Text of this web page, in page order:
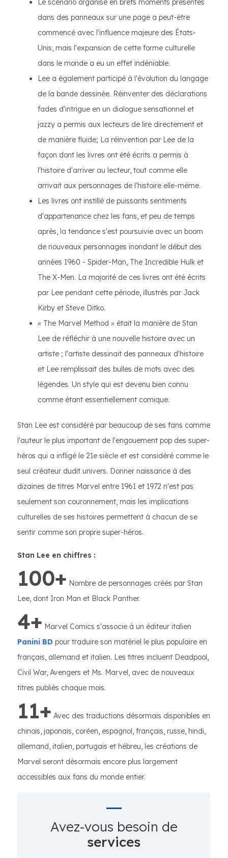
Le scénario organisé en brefs moments présentés
dans des panneaux sur une page a peut-être
commencé avec l'influence majeure des États-
Unis, mais l'expansion de cette forme culturelle
dans le monde a eu un effet indéniable.
Lee a également participé à l'évolution du langage
de la bande dessinée. Réinventer des déclarations
fades d'intrigue en un dialogue sensationnel et
jazzy a permis aux lecteurs de lire directement et
de manière fluide; La réinvention par Lee de la
façon dont les livres ont été écrits a permis à
l'histoire d'arriver au lecteur, tout comme elle
arrivait aux personnages de l'histoire elle-même.
Les livres ont instillé de puissants sentiments
d'appartenance chez les fans, et peu de temps
après, la tendance s'est poursuivie avec un boom
de nouveaux personnages inondant le début des
années 1960 - Spider-Man, The Incredible Hulk et
The X-Men. La majorité de ces livres ont été écrits
par Lee pendant cette période, illustrés par Jack
Kirby et Steve Ditko.
« The Marvel Method » était la manière de Stan
Lee de réfléchir à une nouvelle histoire avec un
artiste ; l'artiste dessinait des panneaux d'histoire
et Lee remplissait des bulles de mots avec des
légendes. Un style qui est devenu bien connu
comme étant essentiellement comique.
Stan Lee est considéré par beaucoup de ses fans comme
l'auteur le plus important de l'engouement pop des super-
héros qui a infligé le 21e siècle et est considéré comme le
seul créateur dudit univers. Donner naissance à des
dizaines de titres Marvel entre 1961 et 1972 n'est pas
seulement son couronnement, mais les implications
culturelles de ses histoires permettent à chacun de se
sentir comme son propre super-héros.
Stan Lee en chiffres :
100+ Nombre de personnages créés par Stan
Lee, dont Iron Man et Black Panther.
4+ Marvel Comics s'associe à un éditeur italien
Panini BD pour traduire son matériel le plus populaire en
français, allemand et italien. Les titres incluent Deadpool,
Civil War, Avengers et Ms. Marvel, avec de nouveaux
titres publiés chaque mois.
11+ Avec des traductions désormais disponibles en
chinois, japonais, coréen, espagnol, français, russe, hindi,
allemand, italien, portugais et hébreu, les créations de
Marvel seront désormais encore plus largement
accessibles aux fans du monde entier.
Avez-vous besoin de
services